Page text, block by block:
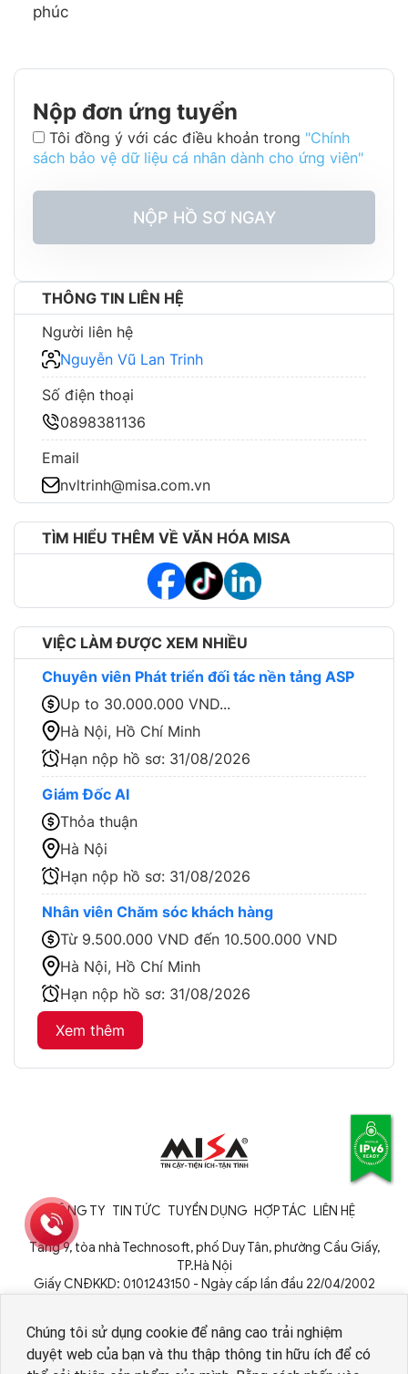
Chúng tôi sử dụng cookie để nâng cao trải nghiệm
duyệt web của bạn và thu thập thông tin hữu ích để có
phúc
Nộp đơn ứng tuyển
Tôi đồng ý với các điều khoản trong "Chính
sách bảo vệ dữ liệu cá nhân dành cho ứng viên"
NỘP HỒ SƠ NGAY
THÔNG TIN LIÊN HỆ
Người liên hệ
Nguyễn Vũ Lan Trinh
Số điện thoại
0898381136
Email
nvltrinh@misa.com.vn
TÌM HIỂU THÊM VỀ VĂN HÓA MISA
VIỆC LÀM ĐƯỢC XEM NHIỀU
Chuyên viên Phát triển đối tác nền tảng ASP
Up to 30.000.000 VND...
Hà Nội, Hồ Chí Minh
Hạn nộp hồ sơ: 31/08/2026
Giám Đốc AI
Thỏa thuận
Hà Nội
Hạn nộp hồ sơ: 31/08/2026
Nhân viên Chăm sóc khách hàng
Từ 9.500.000 VND đến 10.500.000 VND
Hà Nội, Hồ Chí Minh
Hạn nộp hồ sơ: 31/08/2026
Xem thêm
CÔNG TY TIN TỨC TUYỂN DỤNG HỢP TÁC LIÊN HỆ
Tầng 9, tòa nhà Technosoft, phố Duy Tân, phường Cầu Giấy,
TP.Hà Nội
Giấy CNĐKKD: 0101243150 - Ngày cấp lần đầu 22/04/2002